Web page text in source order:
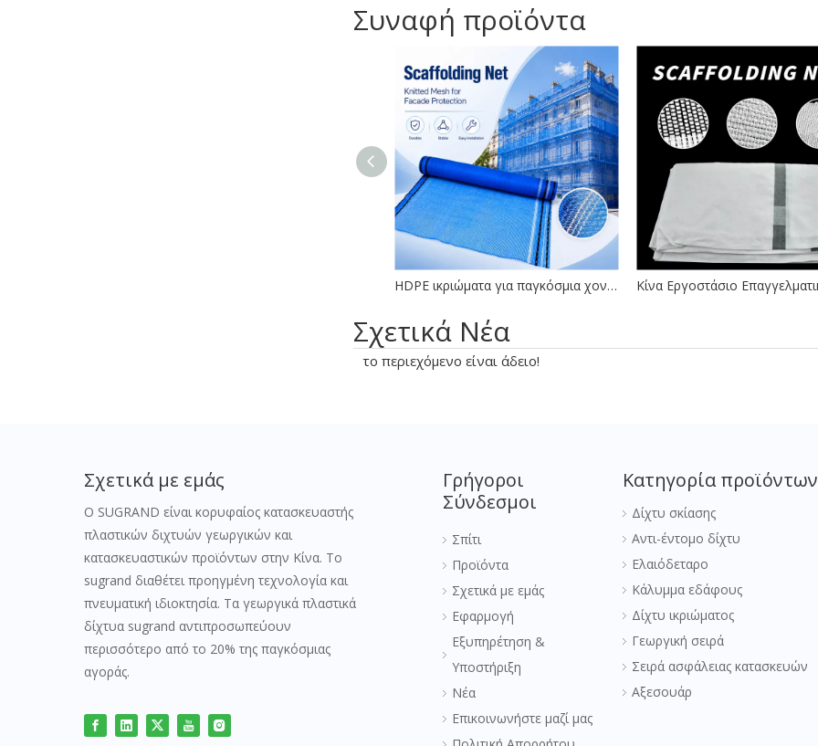
Συναφή προϊόντα
HDPE ικριώματα για παγκόσμια χονδρική πώληση
Σχετικά Νέα
το περιεχόμενο είναι άδειο!
Σχετικά με εμάς
Ο SUGRAND είναι κορυφαίος κατασκευαστής
πλαστικών διχτυών γεωργικών και
κατασκευαστικών προϊόντων στην Κίνα. Το
sugrand διαθέτει προηγμένη τεχνολογία και
πνευματική ιδιοκτησία. Τα γεωργικά πλαστικά
δίχτυα sugrand αντιπροσωπεύουν
περισσότερο από το 20% της παγκόσμιας
αγοράς.
Γρήγοροι
Σύνδεσμοι
Σπίτι
Προϊόντα
Σχετικά με εμάς
Εφαρμογή
Εξυπηρέτηση &
Υποστήριξη
Νέα
Επικοινωνήστε μαζί μας
Κατηγορία προϊόντων
Δίχτυ σκίασης
Αντι-έντομο δίχτυ
Ελαιόδεταρο
Κάλυμμα εδάφους
Δίχτυ ικριώματος
Γεωργική σειρά
Σειρά ασφάλειας κατασκευών
Αξεσουάρ